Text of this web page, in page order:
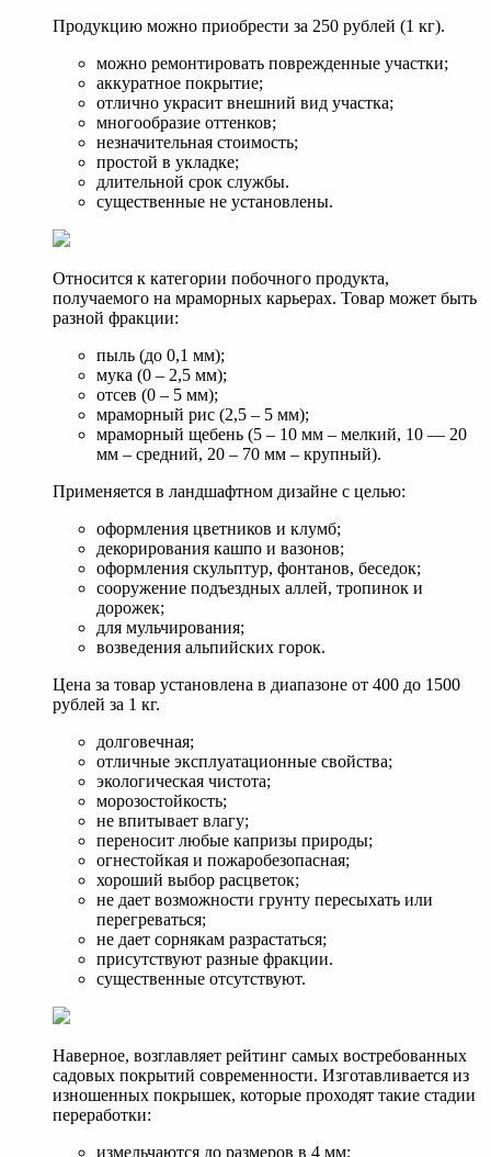
Продукцию можно приобрести за 250 рублей (1 кг).
можно ремонтировать поврежденные участки;
аккуратное покрытие;
отлично украсит внешний вид участка;
многообразие оттенков;
незначительная стоимость;
простой в укладке;
длительной срок службы.
существенные не установлены.
Относится к категории побочного продукта,
получаемого на мраморных карьерах. Товар может быть
разной фракции:
пыль (до 0,1 мм);
мука (0 – 2,5 мм);
отсев (0 – 5 мм);
мраморный рис (2,5 – 5 мм);
мраморный щебень (5 – 10 мм – мелкий, 10 — 20
мм – средний, 20 – 70 мм – крупный).
Применяется в ландшафтном дизайне с целью:
оформления цветников и клумб;
декорирования кашпо и вазонов;
оформления скульптур, фонтанов, беседок;
сооружение подъездных аллей, тропинок и
дорожек;
для мульчирования;
возведения альпийских горок.
Цена за товар установлена в диапазоне от 400 до 1500
рублей за 1 кг.
долговечная;
отличные эксплуатационные свойства;
экологическая чистота;
морозостойкость;
не впитывает влагу;
переносит любые капризы природы;
огнестойкая и пожаробезопасная;
хороший выбор расцветок;
не дает возможности грунту пересыхать или
перегреваться;
не дает сорнякам разрастаться;
присутствуют разные фракции.
существенные отсутствуют.
Наверное, возглавляет рейтинг самых востребованных
садовых покрытий современности. Изготавливается из
изношенных покрышек, которые проходят такие стадии
переработки:
измельчаются до размеров в 4 мм;